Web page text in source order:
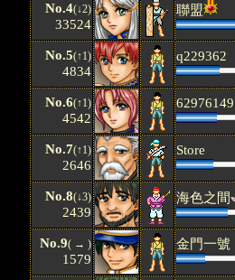
No.4(↓2)
33524
聯盟
No.5(↑1)
4834
q229362
No.6(↑1)
4542
62976149
No.7(↑1)
2646
Store
No.8(↓3)
2439
海色之間
No.9( → )
1579
金門一號